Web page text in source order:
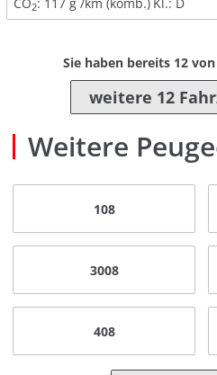
2
Sie haben bereits 12von
weitere 12
Weitere
108
3008
408